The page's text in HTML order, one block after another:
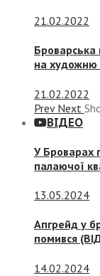
21.02.2022
Броварська
на художню
21.02.2022
Prev Next
ВІДЕО
У Броварах
палаючої
13.05.2024
Апгрейд у
помився
14.02.2024